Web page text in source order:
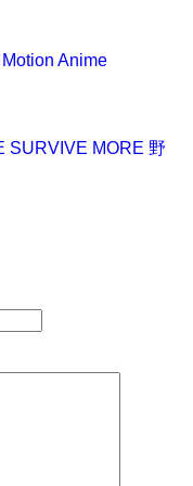
Anime
SURVIVE MORE 野